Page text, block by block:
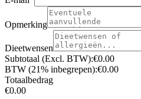
Opmerking
Dieetwensen
Subtotaal (Excl. BTW):€0.00
BTW (21% inbegrepen):€0.00
Totaalbedrag
€0.00